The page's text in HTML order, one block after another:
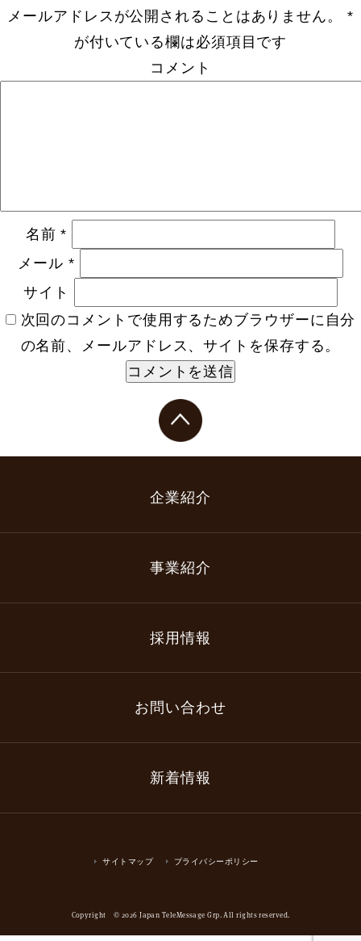
メールアドレスが公開されることはありません。
*
が付いている欄は必須項目です
コメント
名前*
メール *
サイト
次回のコメントで使用するためブラウザーに自分
の名前、メールアドレス、サイトを保存する。
企業紹介
事業紹介
採用情報
お問い合わせ
新着情報
サイトマップ プライバシーポリシー
Copyright © 2026 Japan TeleMessage Grp. All rights reserved.